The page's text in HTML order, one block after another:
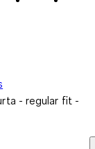
- regular fit -